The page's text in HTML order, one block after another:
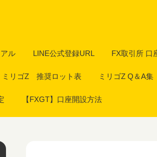
ル LINE公式登録URL FX取引所 口
ミリゴZ 推奨ロット表 ミリゴZ Q＆A集
【FXGT】口座開設方法